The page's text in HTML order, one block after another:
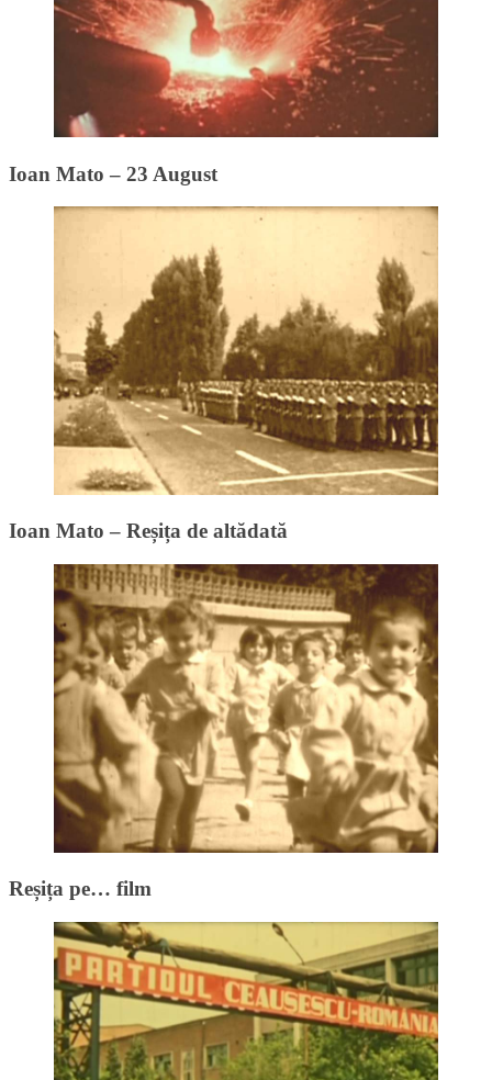
Ioan Mato – 23 August
Ioan Mato – Reșița de altădată
Reșița pe… film